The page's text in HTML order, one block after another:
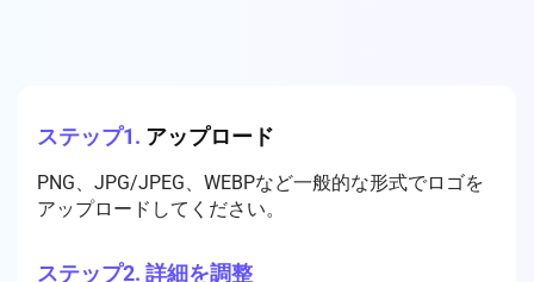
ステップ1. アップロード
PNG、JPG/JPEG、WEBPなど一般的な形式でロゴを
アップロードしてください。
ステップ2. 詳細を調整